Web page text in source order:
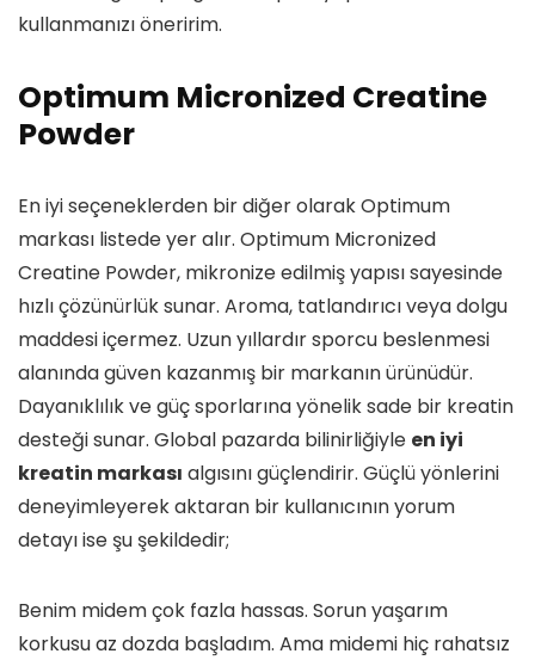
kullanmanızı öneririm.
Optimum Micronized Creatine
Powder
En iyi seçeneklerden bir diğer olarak Optimum
markası listede yer alır. Optimum Micronized
Creatine Powder, mikronize edilmiş yapısı sayesinde
hızlı çözünürlük sunar. Aroma, tatlandırıcı veya dolgu
maddesi içermez. Uzun yıllardır sporcu beslenmesi
alanında güven kazanmış bir markanın ürünüdür.
Dayanıklılık ve güç sporlarına yönelik sade bir kreatin
desteği sunar. Global pazarda bilinirliğiyle en iyi
kreatin markası algısını güçlendirir. Güçlü yönlerini
deneyimleyerek aktaran bir kullanıcının yorum
detayı ise şu şekildedir;
Benim midem çok fazla hassas. Sorun yaşarım
korkusu az dozda başladım. Ama midemi hiç rahatsız